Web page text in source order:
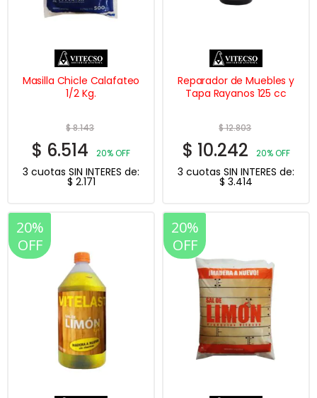
Masilla Chicle Calafateo
1/2 Kg.
$8.143
$ 6.514 20% OFF
3 cuotas SIN INTERES de:
$ 2.171
Reparador de Muebles y
Tapa Rayanos 125 cc
$12.803
$ 10.242 20% OFF
3 cuotas SIN INTERES de:
$ 3.414
20%
OFF
20%
OFF